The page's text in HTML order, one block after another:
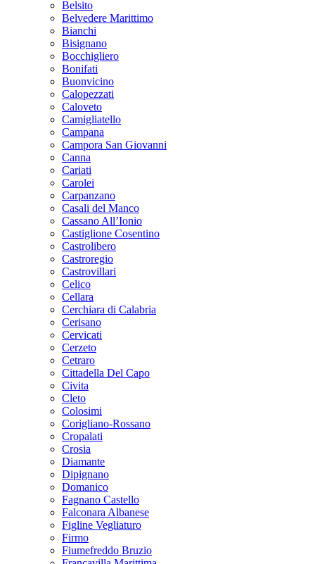
Belsito
Belvedere Marittimo
Bianchi
Bisignano
Bocchigliero
Bonifati
Buonvicino
Calopezzati
Caloveto
Camigliatello
Campana
Campora San Giovanni
Canna
Cariati
Carolei
Carpanzano
Casali del Manco
Cassano All’Ionio
Castiglione Cosentino
Castrolibero
Castroregio
Castrovillari
Celico
Cellara
Cerchiara di Calabria
Cerisano
Cervicati
Cerzeto
Cetraro
Cittadella Del Capo
Civita
Cleto
Colosimi
Corigliano-Rossano
Cropalati
Crosia
Diamante
Dipignano
Domanico
Fagnano Castello
Falconara Albanese
Figline Vegliaturo
Firmo
Fiumefreddo Bruzio